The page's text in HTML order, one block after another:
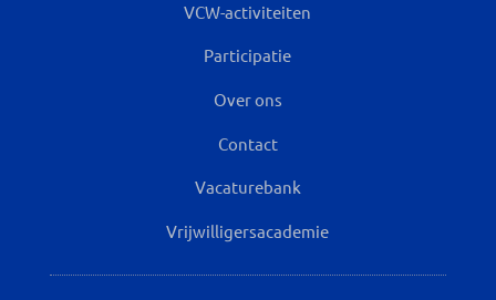
VCW-activiteiten
Participatie
Over ons
Contact
Vacaturebank
Vrijwilligersacademie